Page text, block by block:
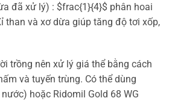
đã xử lý) : $frac{1}{4}$ phân hoai
than và xơ dừa giúp tăng độ tơi xốp,
trồng nên xử lý giá thể bằng cách
và tuyến trùng. Có thể dùng
hoặc Ridomil Gold 68 WG